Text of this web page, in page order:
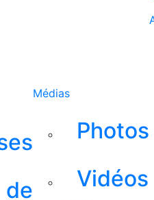
de
Médias
Photos
Vidéos